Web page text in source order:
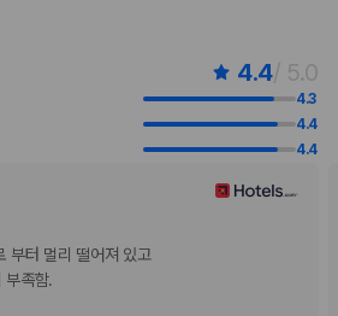
목이 있을 수 있습니다. 요금 및 보증금은 세전
4.4/ 5.0
4.3
4.4
4.4
부터 멀리 떨어져 있고
부족함.